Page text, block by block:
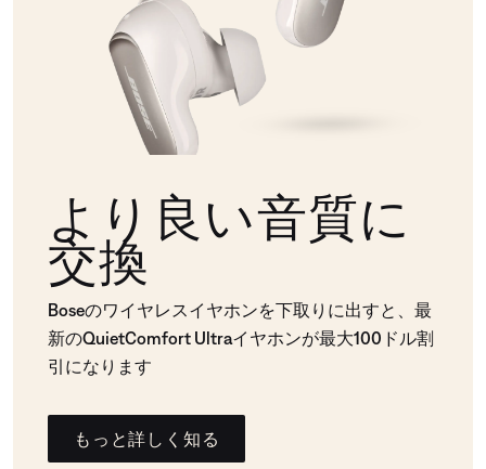
より良い音質に
交換
Boseのワイヤレスイヤホンを下取りに出すと、最
新のQuietComfort Ultraイヤホンが最大100ドル割
引になります
もっと詳しく知る